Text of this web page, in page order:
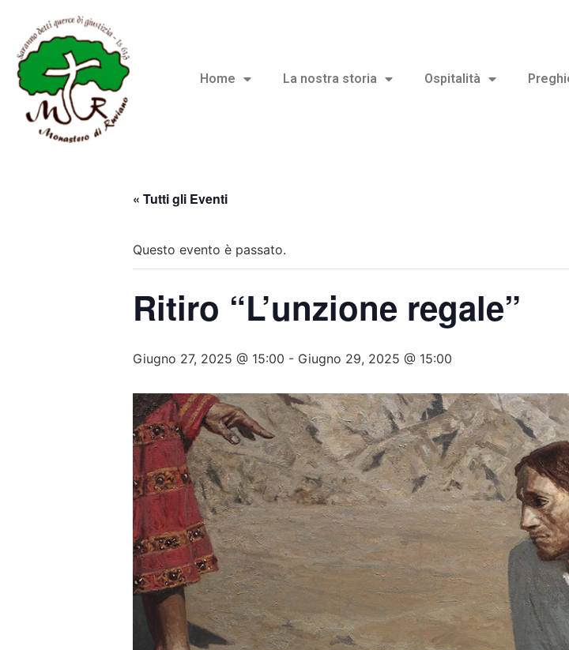
Home La nostra storia Ospitalità
« Tutti gli Eventi
Questo evento è passato.
Ritiro “L’unzione regale”
Giugno 27, 2025 @ 15:00 - Giugno 29, 2025 @ 15:00